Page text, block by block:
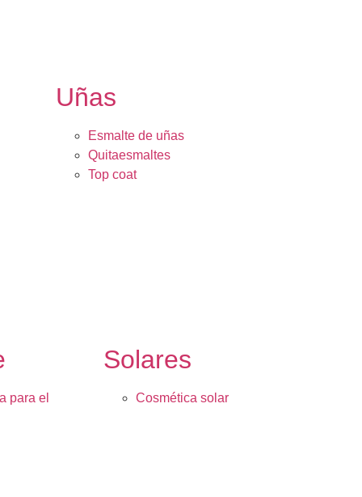
Uñas
Esmalte de uñas
Quitaesmaltes
Top coat
para el
Solares
Cosmética solar